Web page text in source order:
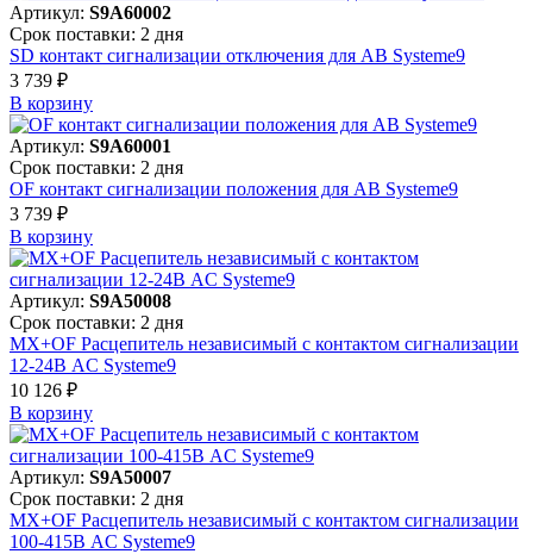
Артикул: S9A60002
Срок поставки: 2 дня
SD контакт сигнализации отключения для АВ Systeme9
3 739 ₽
В корзинy
Артикул: S9A60001
Срок поставки: 2 дня
OF контакт сигнализации положения для АВ Systeme9
3 739 ₽
В корзинy
Артикул: S9A50008
Срок поставки: 2 дня
MX+OF Расцепитель независимый с контактом сигнализации
12-24В AC Systeme9
10 126 ₽
В корзинy
Артикул: S9A50007
Срок поставки: 2 дня
MX+OF Расцепитель независимый с контактом сигнализации
100-415В AC Systeme9